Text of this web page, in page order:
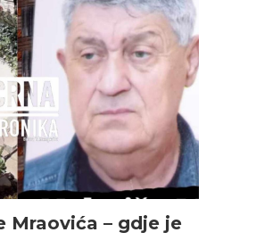
Mraovića – gdje je